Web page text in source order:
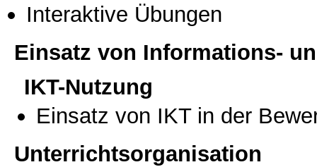
Interaktive Übungen
Einsatz von Informations-
IKT-Nutzung
Einsatz von IKT in der
Unterrichtsorganisation